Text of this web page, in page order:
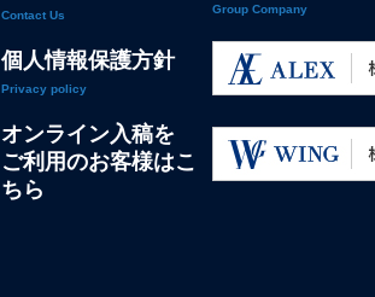
Contact Us
個人情報保護方針
Privacy policy
オンライン入稿を
ご利用のお客様はこ
ちら
Group Company